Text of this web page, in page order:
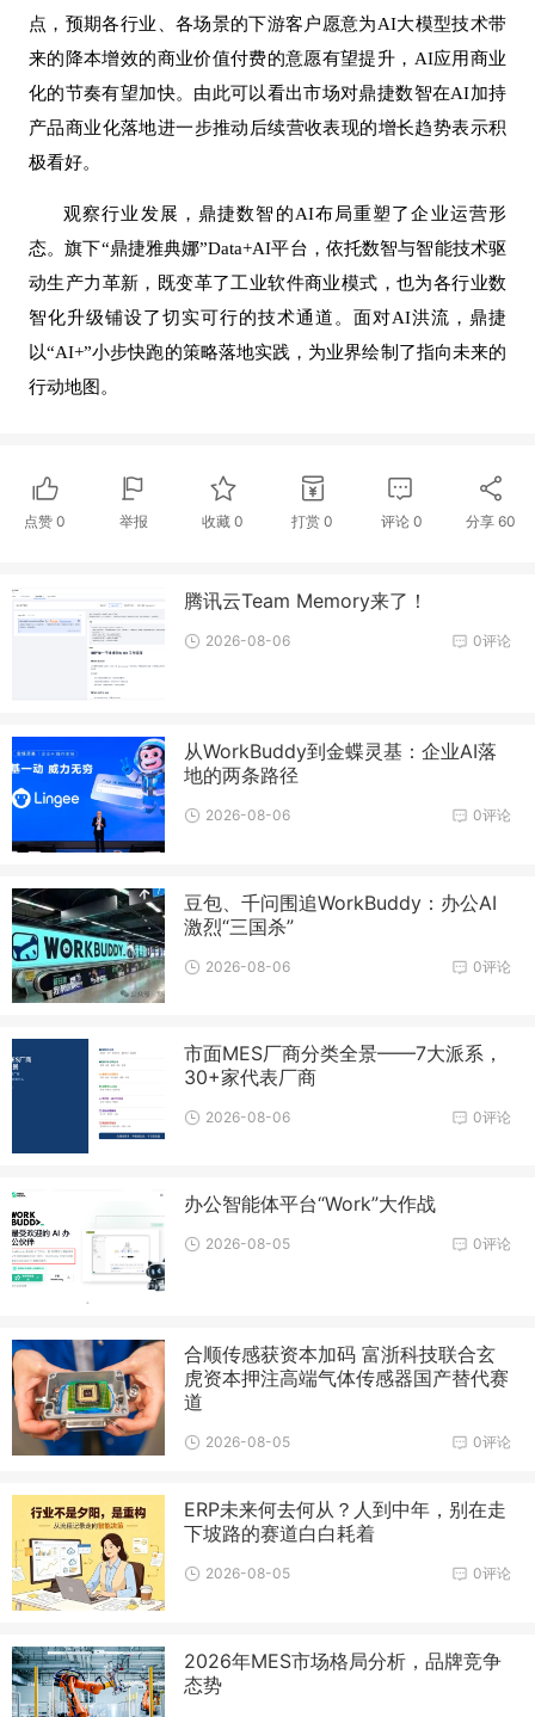
点，预期各行业、各场景的下游客户愿意为AI大模型技术带
来的降本增效的商业价值付费的意愿有望提升，AI应用商业
化的节奏有望加快。由此可以看出市场对鼎捷数智在AI加持
产品商业化落地进一步推动后续营收表现的增长趋势表示积
极看好。
观察行业发展，鼎捷数智的AI布局重塑了企业运营形
态。旗下“鼎捷雅典娜”Data+AI平台，依托数智与智能技术驱
动生产力革新，既变革了工业软件商业模式，也为各行业数
智化升级铺设了切实可行的技术通道。面对AI洪流，鼎捷
以“AI+”小步快跑的策略落地实践，为业界绘制了指向未来的
行动地图。
点赞 0 举报 收藏0 打赏 0 评论 0 分享 60
腾讯云Team Memory来了！
0评论
2026-08-06
从WorkBuddy到金蝶灵基：企业AI落
地的两条路径
0评论
2026-08-06
豆包、千问围追WorkBuddy：办公AI
激烈“三国杀”
0评论
2026-08-06
市面MES厂商分类全景——7大派系，
30+家代表厂商
0评论
2026-08-06
办公智能体平台“Work”大作战
0评论
2026-08-05
合顺传感获资本加码 富浙科技联合玄
虎资本押注高端气体传感器国产替代赛
道
0评论
2026-08-05
ERP未来何去何从？人到中年，别在走
下坡路的赛道白白耗着
0评论
2026-08-05
2026年MES市场格局分析，品牌竞争
态势